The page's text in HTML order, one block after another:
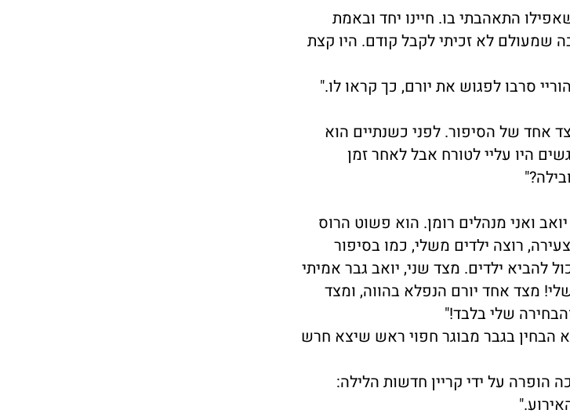
התאהבתי בו. חיינו יחד ובאמת
שמעולם לא זכיתי לקבל קודם. היו קצת
סרבו לפגוש את יורם, כך קראו לו."
אחד של הסיפור. לפני כשנתיים הוא
ובן נשוי בן 28. בהתחלה המפגשים היו עליי לטורח אבל לאחר זמן
ואני מנהלים רומן. הוא פשוט הרוס
רוצה ילדים משלי, כמו בסיפור
להביא ילדים. מצד שני, יואב גבר אמיתי
מצד אחד יורם הנפלא בהווה, ומצד
שלי בלבד!"
הבחין בגבר מבוגר חפוי ראש שיצא חרש
הופרה על ידי קריין חדשות הלילה: